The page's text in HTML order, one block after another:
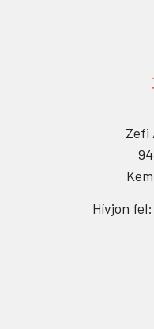
Zefi
Hívjon